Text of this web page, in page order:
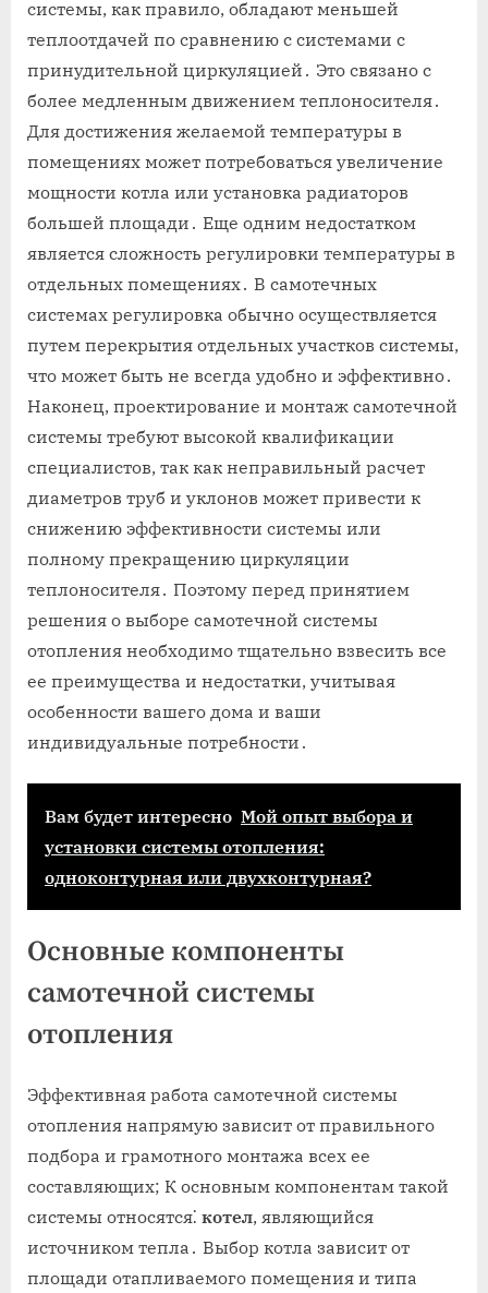
системы, как правило, обладают меньшей
теплоотдачей по сравнению с системами с
принудительной циркуляцией․ Это связано с
более медленным движением теплоносителя․
Для достижения желаемой температуры в
помещениях может потребоваться увеличение
мощности котла или установка радиаторов
большей площади․ Еще одним недостатком
является сложность регулировки температуры в
отдельных помещениях․ В самотечных
системах регулировка обычно осуществляется
путем перекрытия отдельных участков системы,
что может быть не всегда удобно и эффективно․
Наконец, проектирование и монтаж самотечной
системы требуют высокой квалификации
специалистов, так как неправильный расчет
диаметров труб и уклонов может привести к
снижению эффективности системы или
полному прекращению циркуляции
теплоносителя․ Поэтому перед принятием
решения о выборе самотечной системы
отопления необходимо тщательно взвесить все
ее преимущества и недостатки, учитывая
особенности вашего дома и ваши
индивидуальные потребности․
Вам будет интересно Мой опыт выбора и
установки системы отопления:
одноконтурная или двухконтурная?
Основные компоненты
самотечной системы
отопления
Эффективная работа самотечной системы
отопления напрямую зависит от правильного
подбора и грамотного монтажа всех ее
составляющих; К основным компонентам такой
системы относятся⁚ котел, являющийся
источником тепла․ Выбор котла зависит от
площади отапливаемого помещения и типа